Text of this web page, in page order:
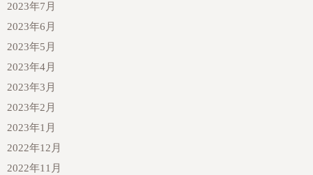
2023年7月
2023年6月
2023年5月
2023年4月
2023年3月
2023年2月
2023年1月
2022年12月
2022年11月